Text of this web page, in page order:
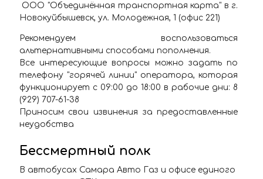
ООО "Объединённая транспортная карта" в г.
Новокуйбышевск, ул. Молодежная, 1 (офис 221)
Рекомендуем воспользоваться
альтернативными способами пополнения.
Все интересующие вопросы можно задать по
телефону "горячей линии" оператора, которая
функционирует с 09:00 до 18:00 в рабочие дни: 8
(929) 707-61-38
Приносим свои извинения за предоставленные
неудобства
Бессмертный полк
В автобусах Самара Авто Газ и офисе единого